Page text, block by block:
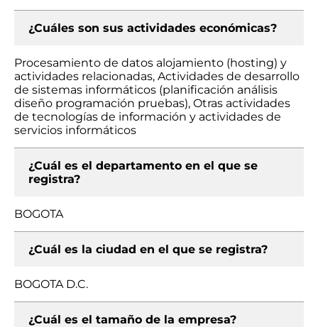
¿Cuáles son sus actividades económicas?
Procesamiento de datos alojamiento (hosting) y
actividades relacionadas, Actividades de desarrollo
de sistemas informáticos (planificación análisis
diseño programación pruebas), Otras actividades
de tecnologías de información y actividades de
servicios informáticos
¿Cuál es el departamento en el que se
registra?
BOGOTA
¿Cuál es la ciudad en el que se registra?
BOGOTA D.C.
¿Cuál es el tamaño de la empresa?